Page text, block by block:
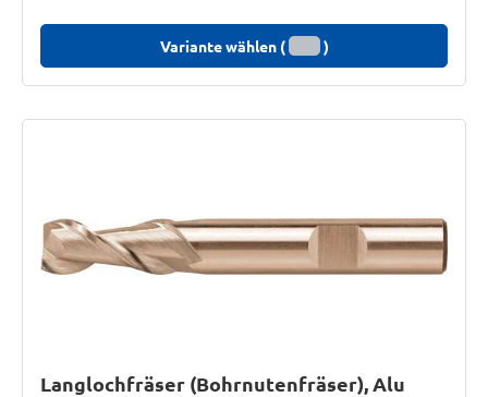
Variante wählen ( )
Langlochfräser (Bohrnutenfräser), Alu